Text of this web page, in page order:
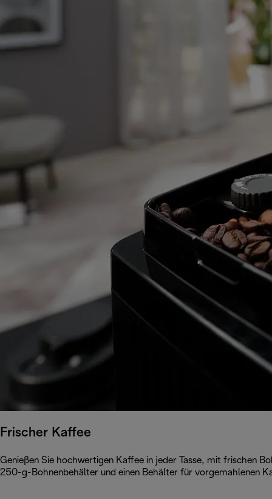
Frischer Kaffee
Genießen Sie hochwertigen Kaffee in jeder Tasse, mit frischen
250-g-Bohnenbehälter und einen Behälter für vorgemahlenen